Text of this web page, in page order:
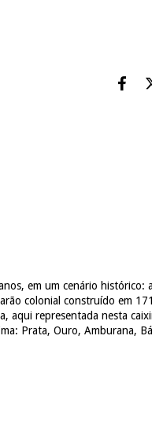
em um cenário histórico:
colonial construído em
aqui representada nesta
Prata, Ouro, Amburana,